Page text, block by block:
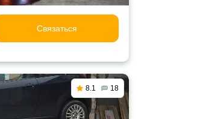
Связаться
8.1 18